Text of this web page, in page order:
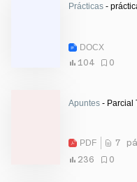
Prácticas -
DOCX
104
0
Apuntes - Parcial
PDF
7
236
0